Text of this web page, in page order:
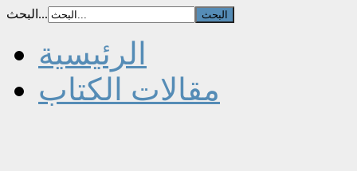
البحث...
الرئيسية
مقالات الكتاب